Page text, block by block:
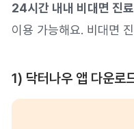
24시간 내내 비대면 진
이용 가능해요. 비대면
1) 닥터나우 앱 다운로